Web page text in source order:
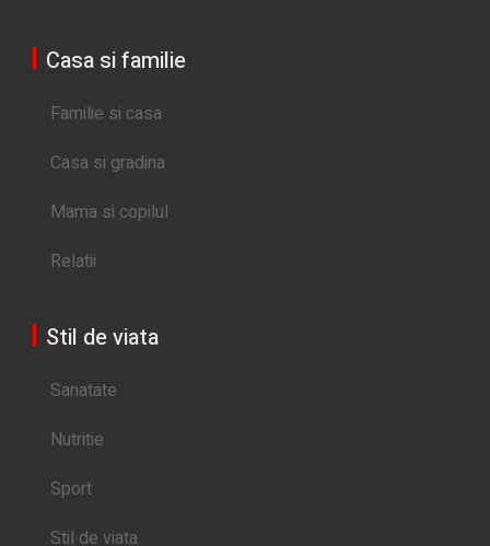
Casa si familie
Familie si casa
Casa si gradina
Mama si copilul
Relatii
Stil de viata
Sanatate
Nutritie
Sport
Stil de viata